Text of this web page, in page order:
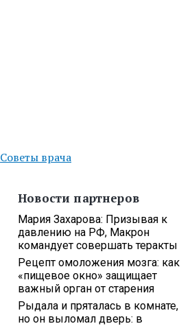
Советы врача
Новости партнеров
Мария Захарова: Призывая к
давлению на РФ, Макрон
командует совершать теракты
Рецепт омоложения мозга: как
«пищевое окно» защищает
важный орган от старения
Рыдала и пряталась в комнате,
но он выломал дверь: в